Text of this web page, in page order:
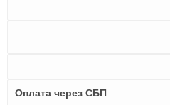
Оплата через СБП